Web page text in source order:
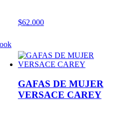
$62.000
GAFAS DE MUJER
VERSACE CAREY